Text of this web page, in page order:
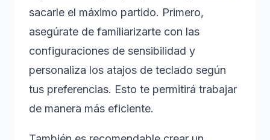
sacarle el máximo partido. Primero,
asegúrate de familiarizarte con las
configuraciones de sensibilidad y
personaliza los atajos de teclado según
tus preferencias. Esto te permitirá trabajar
de manera más eficiente.